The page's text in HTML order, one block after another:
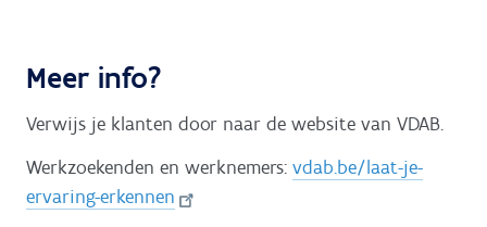
Meer info?
Verwijs je klanten door naar de website van VDAB.
Werkzoekenden en werknemers: vdab.be/laat-je-
ervaring-erkennen